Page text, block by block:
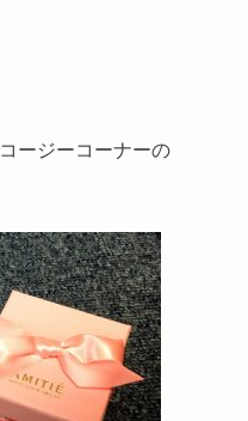
コージーコーナーの